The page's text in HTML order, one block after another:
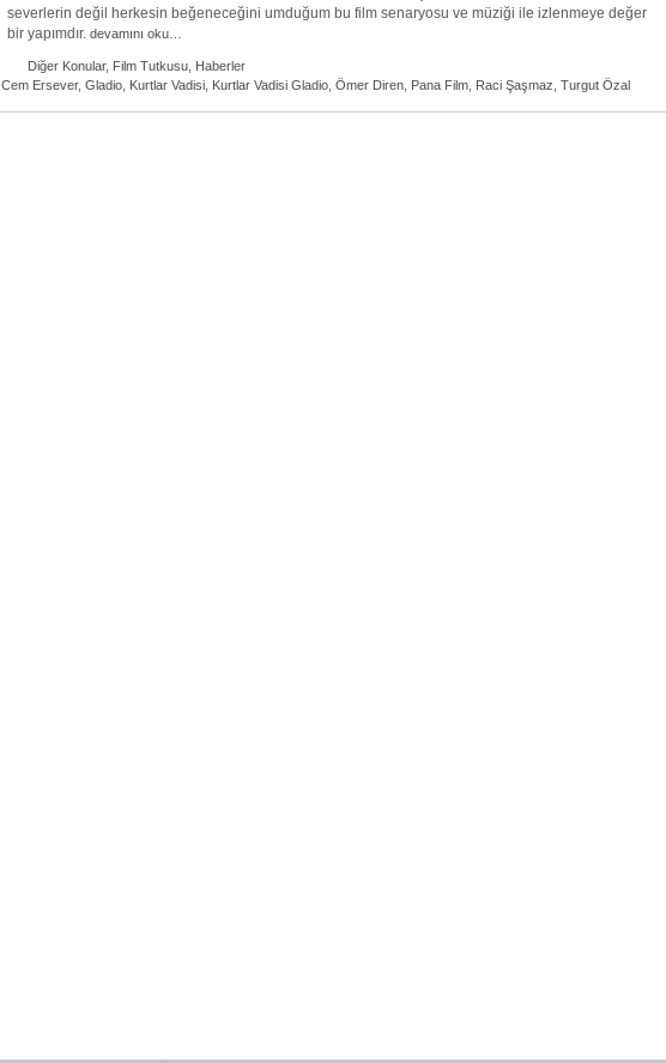
severlerin değil herkesin beğeneceğini umduğum bu film senaryosu ve müziği ile izlenmeye değer
bir yapımdır. devamını oku…
Diğer Konular, Film Tutkusu Haberler
Cem Ersever, Gladio Kurtlar Vadisi Kurtlar Vadisi Gladio Ömer Diren Pana Film Raci Şaşmaz Turgut Özal